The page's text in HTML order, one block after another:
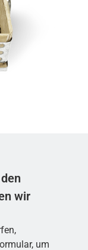
wir
um